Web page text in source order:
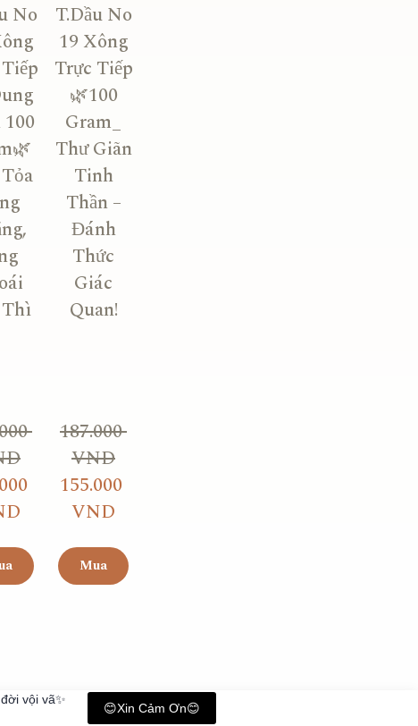
No
T.Dầu No
19 Xông
Trực Tiếp
🌿100
Gram_
Thư Giãn
Tinh
Thần –
Đánh
Thức
Giác
Quan!
187.000
VND
155.000
VND
Mua
vội vã✨
😊Xin Cảm Ơn😊